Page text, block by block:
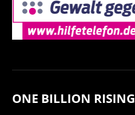
ONE BILLION RISING